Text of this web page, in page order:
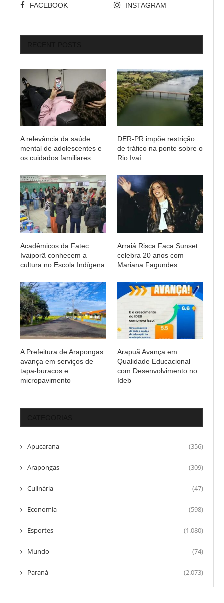
FACEBOOK INSTAGRAM
A relevância da saúde
mental de adolescentes e
os cuidados familiares
DER-PR impõe restrição
de tráfico na ponte sobre o
Rio Ivaí
Acadêmicos da Fatec
Ivaiporã conhecem a
cultura no Escola Indígena
Arraiá Risca Faca Sunset
celebra 20 anos com
Mariana Fagundes
A Prefeitura de Arapongas
avança em serviços de
tapa-buracos e
micropavimento
Arapuã Avança em
Qualidade Educacional
com Desenvolvimento no
Ideb
Apucarana (356)
Arapongas (309)
Culinária (47)
Economia (598)
Esportes (1.080)
Mundo (74)
Paraná (2.073)